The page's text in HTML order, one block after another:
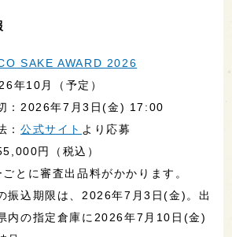
SAKE AWARD 2026
年10月（予定）
：2026年7月3日(金) 17:00
：公式サイト より応募
円（税込）
とに審査出品料がかかります。
振込期限は、2026年7月3日(金)。出
内の指定倉庫に2026年7月10日(金)